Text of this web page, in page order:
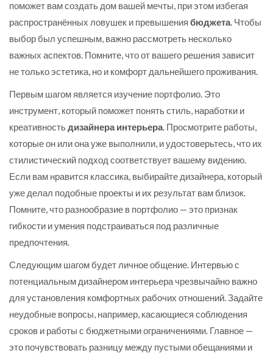
поможет вам создать дом вашей мечты, при этом избегая
распространённых ловушек и превышения бюджета. Чтобы
выбор был успешным, важно рассмотреть несколько
важных аспектов. Помните, что от вашего решения зависит
не только эстетика, но и комфорт дальнейшего проживания.
Первым шагом является изучение портфолио. Это
инструмент, который поможет понять стиль, наработки и
креативностьдизайнера интерьера. Просмотрите работы,
которые он или она уже выполнили, и удостоверьтесь, что их
стилистический подход соответствует вашему видению.
Если вам нравится классика, выбирайте дизайнера, который
уже делал подобные проекты и их результат вам близок.
Помните, что разнообразие в портфолио — это признак
гибкости и умения подстраиваться под различные
предпочтения.
Следующим шагом будет личное общение. Интервью с
потенциальным дизайнером интерьера чрезвычайно важно
для установления комфортных рабочих отношений. Задайте
неудобные вопросы, например, касающиеся соблюдения
сроков и работы с бюджетными ограничениями. Главное —
это почувствовать разницу между пустыми обещаниями и